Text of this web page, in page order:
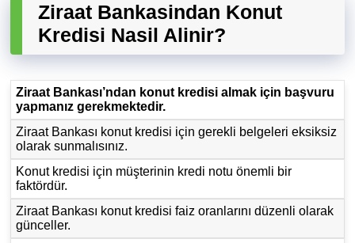
Ziraat Bankasindan Konut
Kredisi Nasil Alinir?
Ziraat Bankası’ndan konut kredisi almak için başvuru
yapmanız gerekmektedir.
Ziraat Bankası konut kredisi için gerekli belgeleri eksiksiz
olarak sunmalısınız.
Konut kredisi için müşterinin kredi notu önemli bir
faktördür.
Ziraat Bankası konut kredisi faiz oranlarını düzenli olarak
günceller.